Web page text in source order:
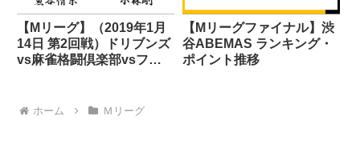
【Mリーグ】（2019年1月
14日 第2回戦）ドリブンズ
vs麻雀格闘倶楽部vsフェ
【Mリーグファイナル】渋
谷ABEMAS ランキング・
ポイント推移
ホーム Ｍリーグ